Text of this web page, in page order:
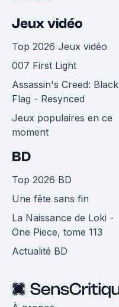
Jeux vidéo
Top 2026 Jeux vidéo
007 First Light
Assassin's Creed: Black
Flag - Resynced
Jeux populaires en ce
moment
BD
Top 2026 BD
Une fête sans fin
La Naissance de Loki -
One Piece, tome 113
Actualité BD